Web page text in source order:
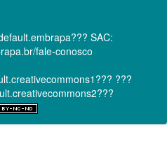
SAC:
fale-conosco
???